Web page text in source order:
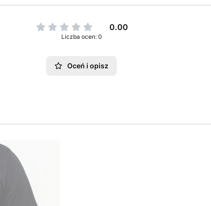
0.00
Liczba ocen: 0
Oceń i opisz